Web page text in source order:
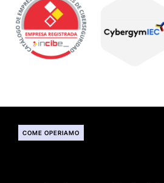
COME OPERIAMO